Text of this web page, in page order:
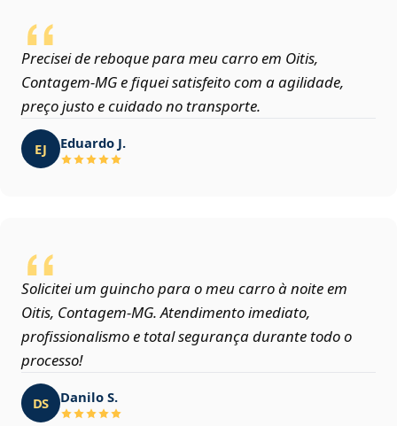
Precisei de reboque para meu carro em Oitis,
Contagem‑MG e fiquei satisfeito com a agilidade,
preço justo e cuidado no transporte.
EJ Eduardo J.
Solicitei um guincho para o meu carro à noite em
Oitis, Contagem‑MG. Atendimento imediato,
profissionalismo e total segurança durante todo o
processo!
DS Danilo S.